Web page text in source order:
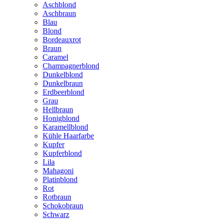
Aschblond
Aschbraun
Blau
Blond
Bordeauxrot
Braun
Caramel
Champagnerblond
Dunkelblond
Dunkelbraun
Erdbeerblond
Grau
Hellbraun
Honigblond
Karamellblond
Kühle Haarfarbe
Kupfer
Kupferblond
Lila
Mahagoni
Platinblond
Rot
Rotbraun
Schokobraun
Schwarz